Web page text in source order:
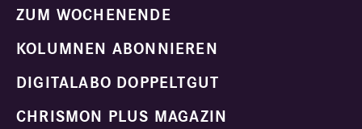
ZUM WOCHENENDE
KOLUMNEN ABONNIEREN
DIGITALABO DOPPELTGUT
CHRISMON PLUS MAGAZIN